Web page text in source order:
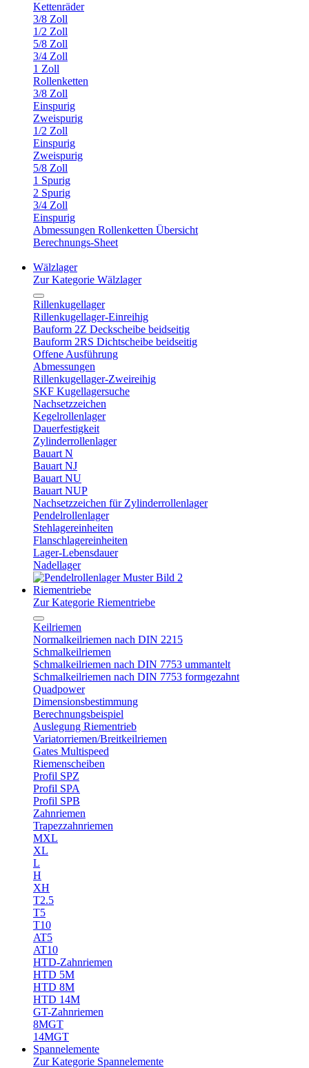
Kettenräder
3/8 Zoll
1/2 Zoll
5/8 Zoll
3/4 Zoll
1 Zoll
Rollenketten
3/8 Zoll
Einspurig
Zweispurig
1/2 Zoll
Einspurig
Zweispurig
5/8 Zoll
1 Spurig
2 Spurig
3/4 Zoll
Einspurig
Abmessungen Rollenketten Übersicht
Berechnungs-Sheet
Wälzlager
Zur Kategorie Wälzlager
Rillenkugellager
Rillenkugellager-Einreihig
Bauform 2Z Deckscheibe beidseitig
Bauform 2RS Dichtscheibe beidseitig
Offene Ausführung
Abmessungen
Rillenkugellager-Zweireihig
SKF Kugellagersuche
Nachsetzzeichen
Kegelrollenlager
Dauerfestigkeit
Zylinderrollenlager
Bauart N
Bauart NJ
Bauart NU
Bauart NUP
Nachsetzzeichen für Zylinderrollenlager
Pendelrollenlager
Stehlagereinheiten
Flanschlagereinheiten
Lager-Lebensdauer
Nadellager
Riementriebe
Zur Kategorie Riementriebe
Keilriemen
Normalkeilriemen nach DIN 2215
Schmalkeilriemen
Schmalkeilriemen nach DIN 7753 ummantelt
Schmalkeilriemen nach DIN 7753 formgezahnt
Quadpower
Dimensionsbestimmung
Berechnungsbeispiel
Auslegung Riementrieb
Variatorriemen/Breitkeilriemen
Gates Multispeed
Riemenscheiben
Profil SPZ
Profil SPA
Profil SPB
Zahnriemen
Trapezzahnriemen
MXL
XL
L
H
XH
T2.5
T5
T10
AT5
AT10
HTD-Zahnriemen
HTD 5M
HTD 8M
HTD 14M
GT-Zahnriemen
8MGT
14MGT
Spannelemente
Zur Kategorie Spannelemente